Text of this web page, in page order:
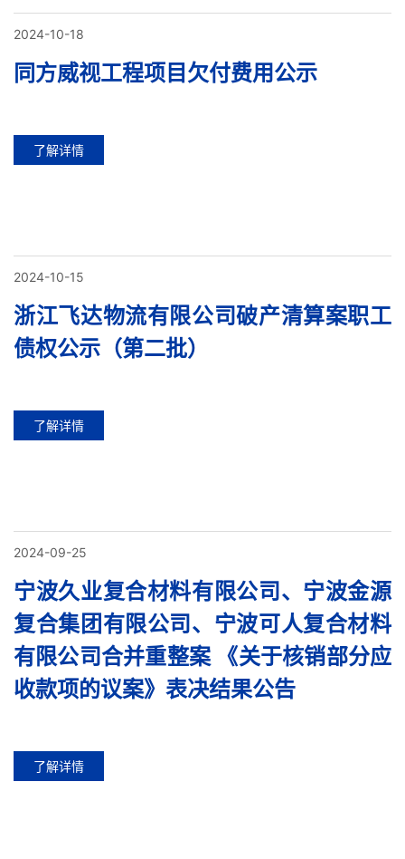
2024-10-18
同方威视工程项目欠付费用公示
了解详情
2024-10-15
浙江飞达物流有限公司破产清算案职工
债权公示（第二批）
了解详情
2024-09-25
宁波久业复合材料有限公司、宁波金源
复合集团有限公司、宁波可人复合材料
有限公司合并重整案 《关于核销部分应
收款项的议案》表决结果公告
了解详情